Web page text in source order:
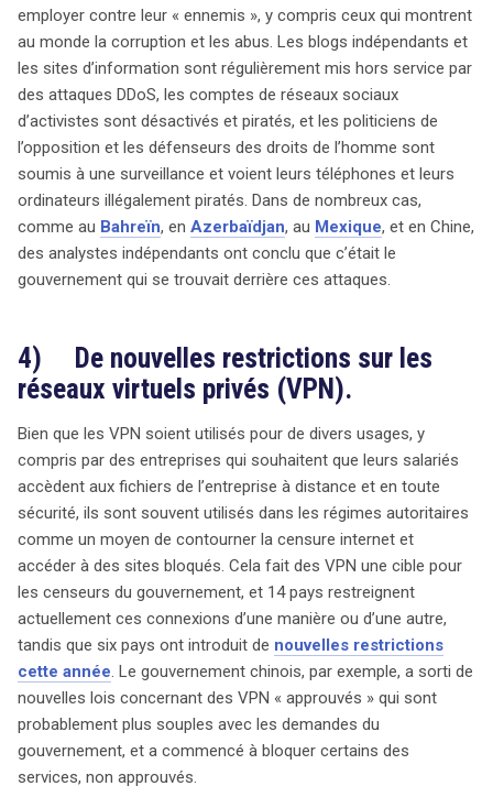
employer contre leur « ennemis », y compris ceux qui montrent
au monde la corruption et les abus. Les blogs indépendants et
les sites d’information sont régulièrement mis hors service par
des attaques DDoS, les comptes de réseaux sociaux
d’activistes sont désactivés et piratés, et les politiciens de
l’opposition et les défenseurs des droits de l’homme sont
soumis à une surveillance et voient leurs téléphones et leurs
ordinateurs illégalement piratés. Dans de nombreux cas,
comme au Bahreïn, en Azerbaïdjan, au Mexique, et en Chine,
des analystes indépendants ont conclu que c’était le
gouvernement qui se trouvait derrière ces attaques.
4) De nouvelles restrictions sur les
réseaux virtuels privés (VPN).
Bien que les VPN soient utilisés pour de divers usages, y
compris par des entreprises qui souhaitent que leurs salariés
accèdent aux fichiers de l’entreprise à distance et en toute
sécurité, ils sont souvent utilisés dans les régimes autoritaires
comme un moyen de contourner la censure internet et
accéder à des sites bloqués. Cela fait des VPN une cible pour
les censeurs du gouvernement, et 14 pays restreignent
actuellement ces connexions d’une manière ou d’une autre,
tandis que six pays ont introduit de nouvelles restrictions
cette année. Le gouvernement chinois, par exemple, a sorti de
nouvelles lois concernant des VPN « approuvés » qui sont
probablement plus souples avec les demandes du
gouvernement, et a commencé à bloquer certains des
services, non approuvés.